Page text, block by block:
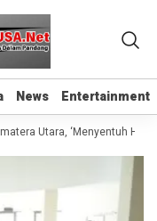
News Entertainment
News Entertainment
Utara, ‘Menyentuh Hati